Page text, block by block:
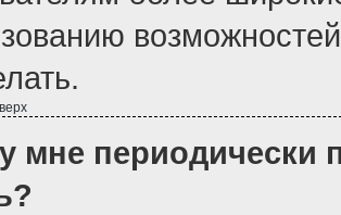
мне периодически